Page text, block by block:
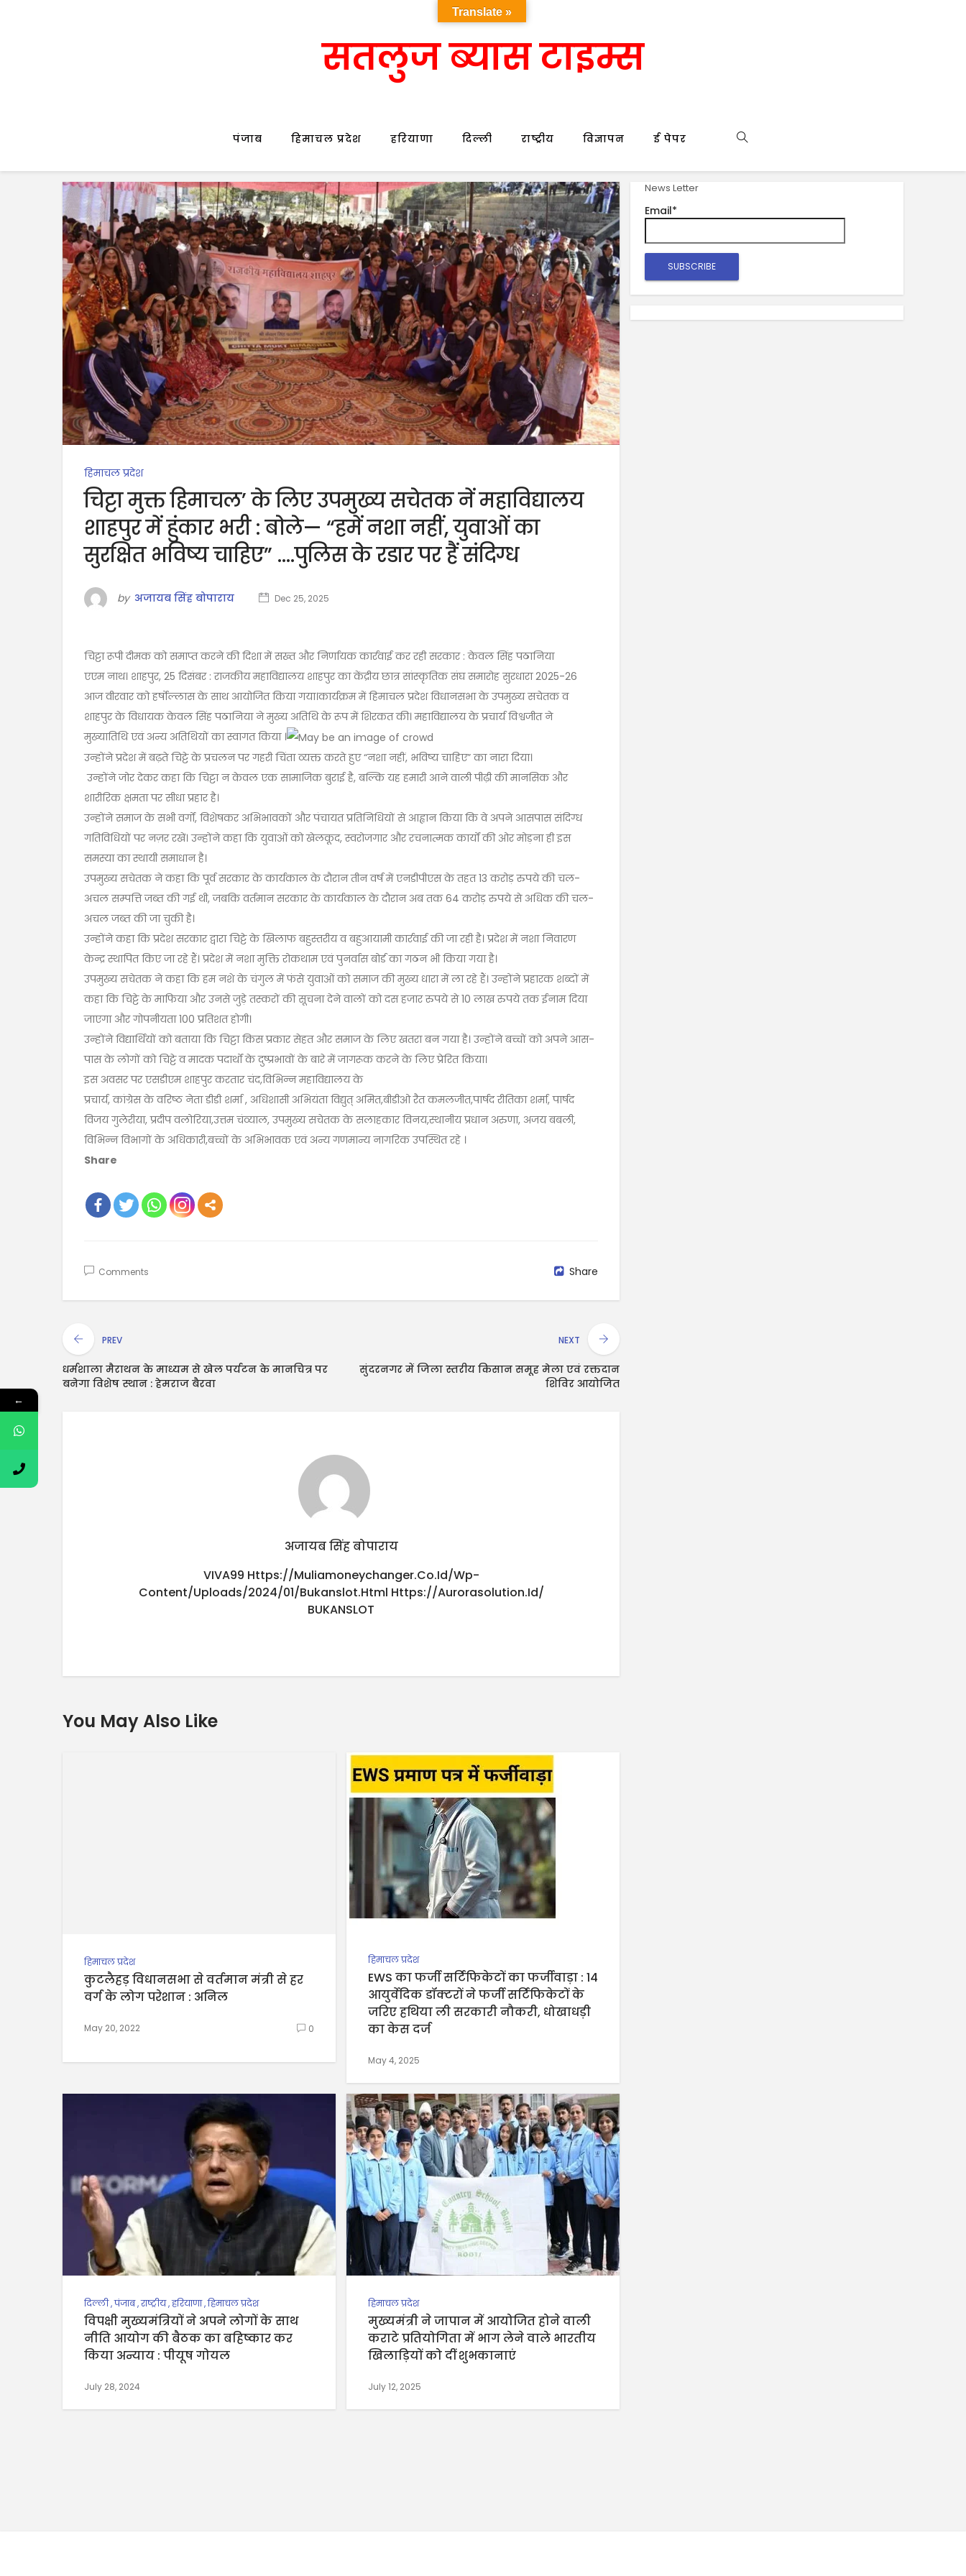
सतलुज ब्यास टाइम्स
पंजाब हिमाचल प्रदेश हरियाणा दिल्ली राष्ट्रीय विज्ञापन ई पेपर
हिमाचल प्रदेश
चिट्टा मुक्त हिमाचल’ के लिए उपमुख्य सचेतक नें महाविद्यालय
शाहपुर में हुंकार भरी : बोले— “हमें नशा नहीं, युवाओं का
सुरक्षित भविष्य चाहिए” ….पुलिस के रडार पर हैं संदिग्ध
by अजायब सिंह बोपाराय Dec 25, 2025
चिट्टा रूपी दीमक को समाप्त करने की दिशा में सख्त और निर्णायक कार्रवाई कर रही सरकार : केवल सिंह पठानिया
एएम नाथ। ​शाहपुर, 25 दिसंबर : राजकीय महाविद्यालय शाहपुर का केंद्रीय छात्र सांस्कृतिक संघ समारोह सुरधारा 2025-26
आज वीरवार को हर्षोल्लास के साथ आयोजित किया गया।कार्यक्रम में हिमाचल प्रदेश विधानसभा के उपमुख्य सचेतक व
शाहपुर के विधायक केवल सिंह पठानिया ने मुख्य अतिथि के रूप में शिरकत की। महाविद्यालय के प्रचार्य विश्वजीत ने
मुख्यातिथि एवं अन्य अतिथियों का स्वागत किया ।
उन्होंने प्रदेश में बढ़ते चिट्टे के प्रचलन पर गहरी चिंता व्यक्त करते हुए “नशा नहीं, भविष्य चाहिए” का नारा दिया।
​ उन्होंने जोर देकर कहा कि चिट्टा न केवल एक सामाजिक बुराई है, बल्कि यह हमारी आने वाली पीढ़ी की मानसिक और
शारीरिक क्षमता पर सीधा प्रहार है।
उन्होंने समाज के सभी वर्गों, विशेषकर अभिभावकों और पंचायत प्रतिनिधियों से आह्वान किया कि वे अपने आसपास संदिग्ध
गतिविधियों पर नज़र रखें। उन्होंने कहा कि युवाओं को खेलकूद, स्वरोजगार और रचनात्मक कार्यों की ओर मोड़ना ही इस
समस्या का स्थायी समाधान है।
उपमुख्य सचेतक ने कहा कि पूर्व सरकार के कार्यकाल के दौरान तीन वर्ष में एनडीपीएस के तहत 13 करोड़ रुपये की चल-
अचल सम्पत्ति जब्त की गई थी, जबकि वर्तमान सरकार के कार्यकाल के दौरान अब तक 64 करोड़ रुपये से अधिक की चल-
अचल जब्त की जा चुकी है।
उन्होंने कहा कि प्रदेश सरकार द्वारा चिट्टे के खिलाफ बहुस्तरीय व बहुआयामी कार्रवाई की जा रही है। प्रदेश में नशा निवारण
केन्द्र स्थापित किए जा रहे हैं। प्रदेश में नशा मुक्ति रोकथाम एवं पुनर्वास बोर्ड का गठन भी किया गया है।
उपमुख्य सचेतक ने कहा कि हम नशे के चंगुल में फंसे युवाओं को समाज की मुख्य धारा में ला रहे हैं। उन्होंने प्रहारक शब्दों में
कहा कि चिट्टे के माफिया और उनसे जुड़े तस्करों की सूचना देने वालों को दस हजार रुपये से 10 लाख रुपये तक ईनाम दिया
जाएगा और गोपनीयता 100 प्रतिशत होगी।
उन्होंने विद्यार्थियों को बताया कि चिट्टा किस प्रकार सेहत और समाज के लिए खतरा बन गया है। उन्होंने बच्चों को अपने आस-
पास के लोगों को चिट्टे व मादक पदार्थों के दुष्प्रभावों के बारे में जागरूक करने के लिए प्रेरित किया।
इस अवसर पर एसडीएम शाहपुर करतार चंद,विभिन्न महाविद्यालय के
प्रचार्य, कांग्रेस के वरिष्ठ नेता डीडी शर्मा , अधिशासी अभियंता विद्युत् अमित,बीडीओ रैत कमलजीत,पार्षद रीतिका शर्मा, पार्षद
विजय गुलेरीया, प्रदीप वलोरिया,उत्तम चंव्याल, उपमुख्य सचेतक के सलाहकार विनय,स्थानीय प्रधान अरुणा, अजय बबली,
विभिन्न विभागों के अधिकारी,बच्चों के अभिभावक एवं अन्य गणमान्य नागरिक उपस्थित रहे ।
Share
Comments Share
PREV
धर्मशाला मैराथन के माध्यम से खेल पर्यटन के मानचित्र पर
बनेगा विशेष स्थान : हेमराज बैरवा
NEXT
सुंदरनगर में जिला स्तरीय किसान समूह मेला एवं रक्तदान
शिविर आयोजित
अजायब सिंह बोपाराय
VIVA99 Https://muliamoneychanger.co.id/wp-
Content/uploads/2024/01/bukanslot.html Https://aurorasolution.id/
BUKANSLOT
You May Also Like
हिमाचल प्रदेश
कुटलैहड़ विधानसभा से वर्तमान मंत्री से हर
वर्ग के लोग परेशान : अनिल
May 20, 2022 0
हिमाचल प्रदेश
EWS का फर्जी सर्टिफिकेटों का फर्जीवाड़ा : 14
आयुर्वेदिक डॉक्टरों ने फर्जी सर्टिफिकेटों के
जरिए हथिया ली सरकारी नौकरी, धोखाधड़ी
का केस दर्ज
May 4, 2025
दिल्ली,पंजाब,राष्ट्रीय,हरियाणा,हिमाचल प्रदेश
विपक्षी मुख्यमंत्रियों ने अपने लोगों के साथ
नीति आयोग की बैठक का बहिष्कार कर
किया अन्याय : पीयूष गोयल
July 28, 2024
हिमाचल प्रदेश
मुख्यमंत्री ने जापान में आयोजित होने वाली
कराटे प्रतियोगिता में भाग लेने वाले भारतीय
खिलाड़ियों को दीं शुभकानाएं
July 12, 2025
News Letter
Email*
Translate »
←